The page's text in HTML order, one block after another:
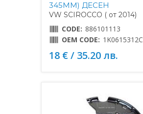
345MM) ДЕСЕН
VW SCIROCCO ( от 2014)
CODE: 886101113
OEM CODE: 1K0615312C
18 € / 35.20 лв.